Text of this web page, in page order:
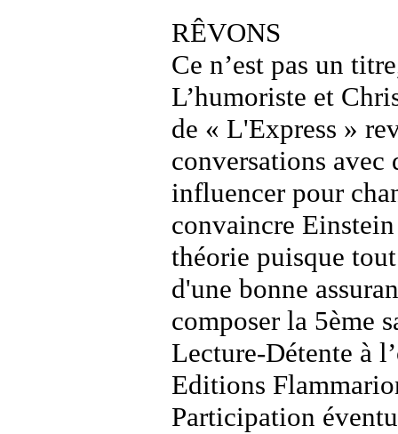
RÊVONS
Ce n’est pas un
L’humoriste et
de « L'Express »
conversations avec
influencer pour
convaincre
théorie puisque
d'une bonne
composer la 5ème
Lecture-Détente à
Editions
Participation